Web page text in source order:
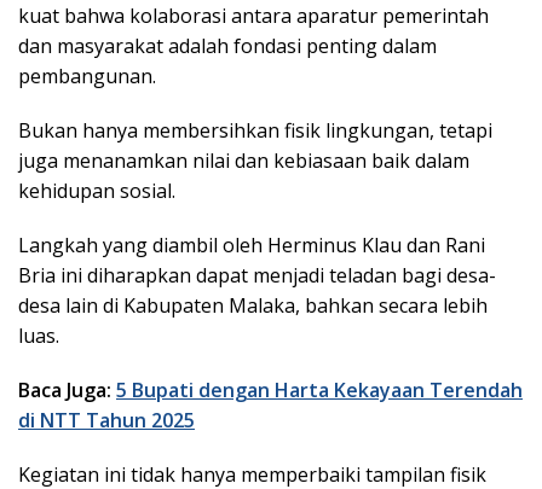
kuat bahwa kolaborasi antara aparatur pemerintah
dan masyarakat adalah fondasi penting dalam
pembangunan.
Bukan hanya membersihkan fisik lingkungan, tetapi
juga menanamkan nilai dan kebiasaan baik dalam
kehidupan sosial.
Langkah yang diambil oleh Herminus Klau dan Rani
Bria ini diharapkan dapat menjadi teladan bagi desa-
desa lain di Kabupaten Malaka, bahkan secara lebih
luas.
Baca Juga: 5 Bupati dengan Harta Kekayaan Terendah
di NTT Tahun 2025
Kegiatan ini tidak hanya memperbaiki tampilan fisik